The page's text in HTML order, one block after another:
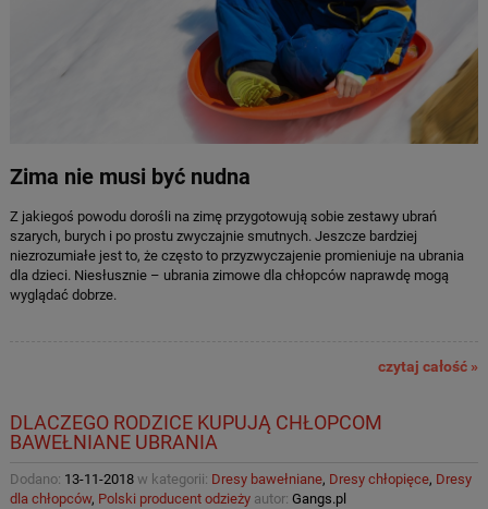
Zima nie musi być nudna
Z jakiegoś powodu dorośli na zimę przygotowują sobie zestawy ubrań
szarych, burych i po prostu zwyczajnie smutnych. Jeszcze bardziej
niezrozumiałe jest to, że często to przyzwyczajenie promieniuje na ubrania
dla dzieci. Niesłusznie – ubrania zimowe dla chłopców naprawdę mogą
wyglądać dobrze.
czytaj całość »
DLACZEGO RODZICE KUPUJĄ CHŁOPCOM
BAWEŁNIANE UBRANIA
Dodano: 13-11-2018w kategorii: Dresy bawełniane, Dresy chłopięce, Dresy
dla chłopców, Polski producent odzieżyautor: Gangs.pl